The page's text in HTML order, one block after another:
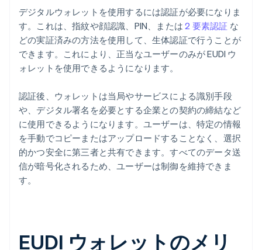
デジタルウォレットを使用するには認証が必要になりま
す。これは、指紋や顔認識、PIN、または2 要素認証 な
どの実証済みの方法を使用して、生体認証で行うことが
できます。これにより、正当なユーザーのみが EUDI ウ
ォレットを使用できるようになります。
認証後、ウォレットは当局やサービスによる識別手段
や、デジタル署名を必要とする企業との契約の締結など
に使用できるようになります。ユーザーは、特定の情報
を手動でコピーまたはアップロードすることなく、選択
的かつ安全に第三者と共有できます。すべてのデータ送
信が暗号化されるため、ユーザーは制御を維持できま
す。
EUDI ウォレットのメリ